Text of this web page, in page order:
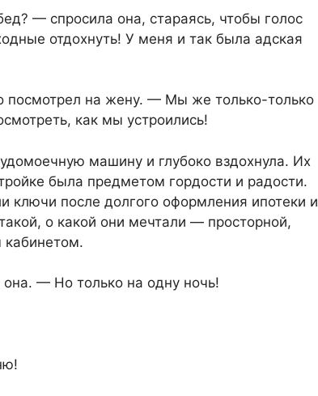
— спросила она, стараясь, чтобы голос
отдохнуть! У меня и так была адская
на жену. — Мы же только-только
как мы устроились!
машину и глубоко вздохнула. Их
была предметом гордости и радости.
ключи после долгого оформления ипотеки и
о какой они мечтали — просторной,
кабинетом.
— Но только на одну ночь!